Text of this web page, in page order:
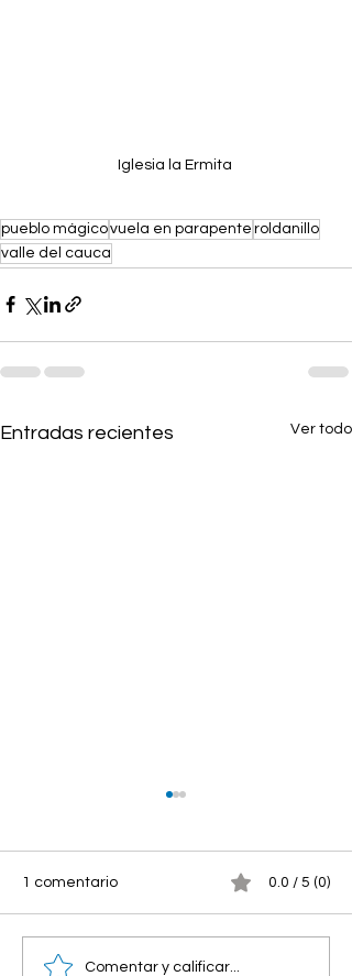
Iglesia la Ermita
pueblo mágicovuela en parapente roldanillo
valle del cauca
Entradas recientes Ver todo
Open Verano Roldanillo
1 comentario 0.0 / 5 (0)
Comentar y calificar...